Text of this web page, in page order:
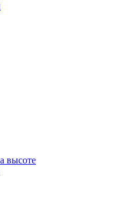
высоте